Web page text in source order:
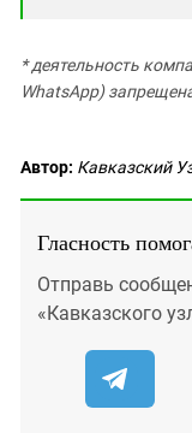
* деятельность
WhatsApp)
Автор: Кавказский
Гласность
Отправь
«Кавказского